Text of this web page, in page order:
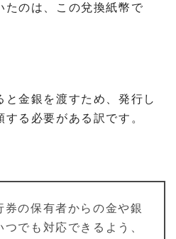
たのは、この兌換紙幣で
金銀を渡すため、発行し
る必要がある訳です。
券の保有者からの金や銀
でも対応できるよう、